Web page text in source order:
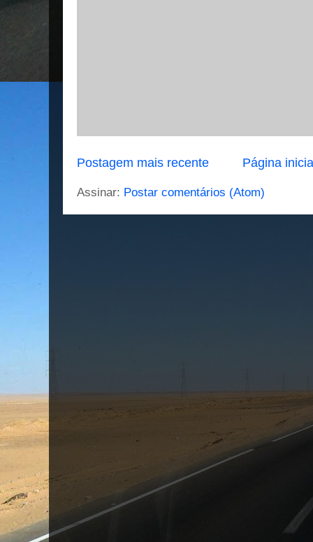
Postagem mais recente Página
Assinar: Postar comentários (Atom)